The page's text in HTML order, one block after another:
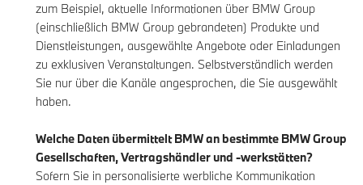
zum Beispiel, aktuelle Informationen über BMW Group
(einschließlich BMW Group gebrandeten) Produkte und
Dienstleistungen, ausgewählte Angebote oder Einladungen
zu exklusiven Veranstaltungen. Selbstverständlich werden
Sie nur über die Kanäle angesprochen, die Sie ausgewählt
haben.
Welche Daten übermittelt BMW an bestimmte BMW Group
Gesellschaften, Vertragshändler und -werkstätten?
Sofern Sie in personalisierte werbliche Kommunikation